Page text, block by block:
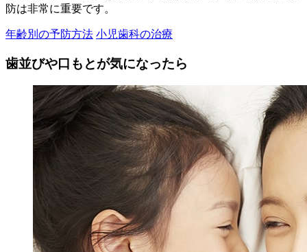
防は非常に重要です。
年齢別の予防方法 小児歯科の治療
歯並びや口もとが気になったら